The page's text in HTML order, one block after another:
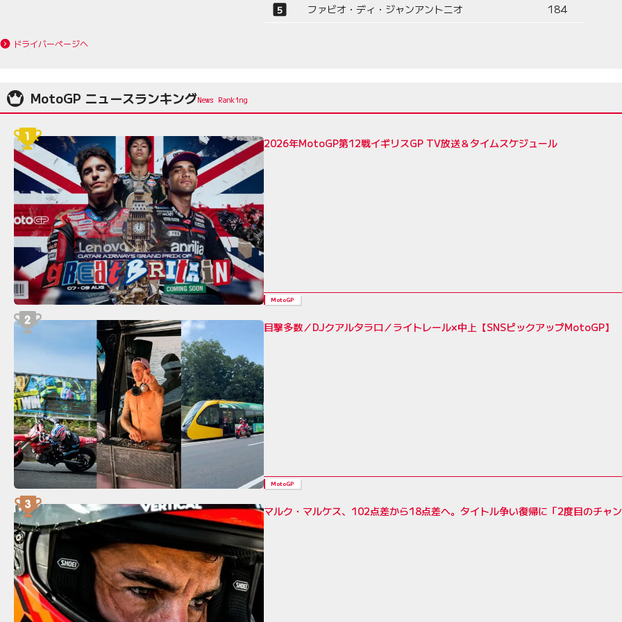
ファビオ・ディ・ジャンアントニオ 184
ドライバーページへ
MotoGP ニュースランキング
2026年MotoGP第12戦イギリスGP TV放送＆タイムスケジュール
MotoGP
目撃多数／DJクアルタラロ／ライトレール×中上【SNSピックアップMotoGP】
MotoGP
マルク・マルケス、102点差から18点差へ。タイトル争い復帰に「2度目のチャ